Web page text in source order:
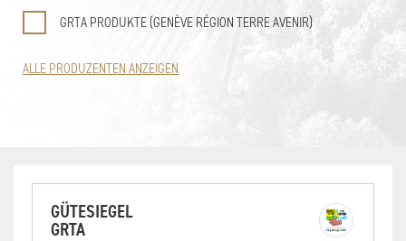
GRTA PRODUKTE (GENÈVE RÉGION TERRE AVENIR)
ALLE PRODUZENTEN ANZEIGEN
GÜTESIEGEL
GRTA